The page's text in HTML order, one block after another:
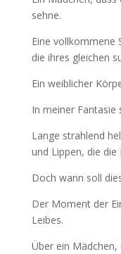
sehne.
Eine vollkommene
die ihres gleichen
Ein weiblicher
In meiner Fantasie
Lange strahlend
und Lippen, die die
Doch wann soll
Der Moment der
Leibes.
Über ein